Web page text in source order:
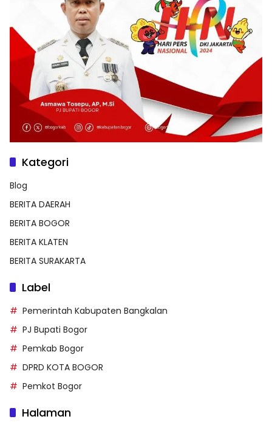
Kategori
Blog
BERITA DAERAH
BERITA BOGOR
BERITA KLATEN
BERITA SURAKARTA
Label
Pemerintah Kabupaten Bangkalan
PJ Bupati Bogor
Pemkab Bogor
DPRD KOTA BOGOR
Pemkot Bogor
Halaman